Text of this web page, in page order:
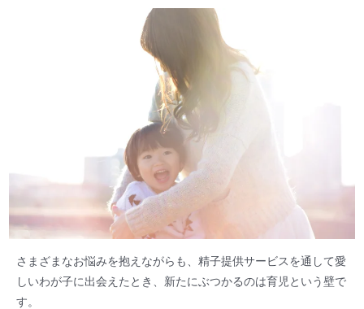
さまざまなお悩みを抱えながらも、精子提供サービスを通して愛
しいわが子に出会えたとき、新たにぶつかるのは育児という壁で
す。